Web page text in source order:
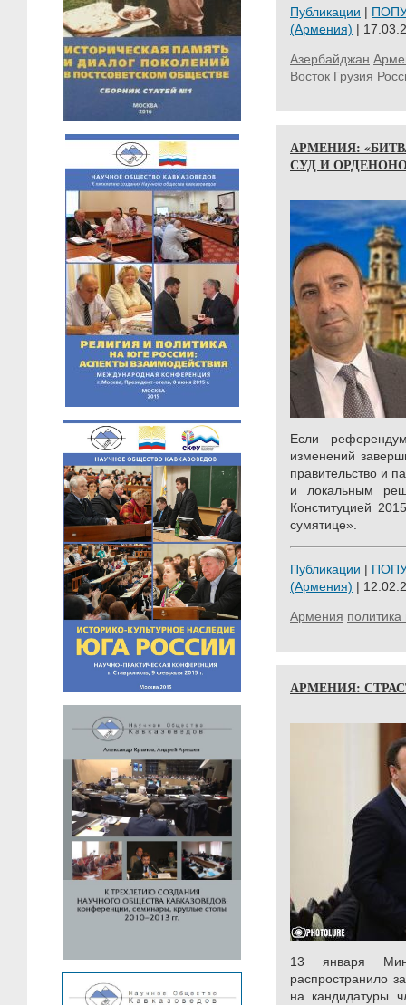
Публикации |
(Армения) |
Азербайджан
Восток Грузия
АРМЕНИЯ:
СУД И
Если
изменений
правительство и
и локальным
Конституцией
сумятице».
Публикации |
(Армения) |
Армения
АРМЕНИЯ:
13 января
распространило
на кандидатуры